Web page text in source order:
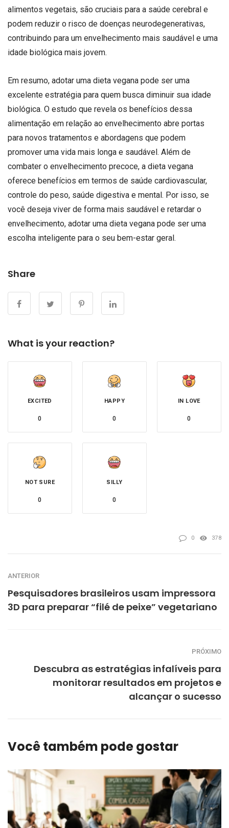
alimentos vegetais, são cruciais para a saúde cerebral e
podem reduzir o risco de doenças neurodegenerativas,
contribuindo para um envelhecimento mais saudável e uma
idade biológica mais jovem.
Em resumo, adotar uma dieta vegana pode ser uma
excelente estratégia para quem busca diminuir sua idade
biológica. O estudo que revela os benefícios dessa
alimentação em relação ao envelhecimento abre portas
para novos tratamentos e abordagens que podem
promover uma vida mais longa e saudável. Além de
combater o envelhecimento precoce, a dieta vegana
oferece benefícios em termos de saúde cardiovascular,
controle do peso, saúde digestiva e mental. Por isso, se
você deseja viver de forma mais saudável e retardar o
envelhecimento, adotar uma dieta vegana pode ser uma
escolha inteligente para o seu bem-estar geral.
Share
What is your reaction?
EXCITED
0
HAPPY
0
IN LOVE
0
NOT SURE
0
SILLY
0
0 378
ANTERIOR
Pesquisadores brasileiros usam impressora
3D para preparar “filé de peixe” vegetariano
PRÓXIMO
Descubra as estratégias infalíveis para
monitorar resultados em projetos e
alcançar o sucesso
Você também pode gostar